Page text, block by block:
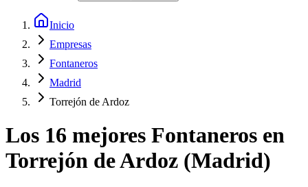
Inicio
Empresas
Fontaneros
Madrid
Torrejón de Ardoz
Los 16 mejores Fontaneros en
Torrejón de Ardoz (Madrid)